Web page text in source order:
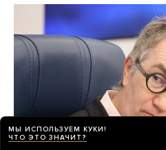
МЫ ИСПОЛЬЗУЕМ КУКИ!
ЧТО ЭТО ЗНАЧИТ?